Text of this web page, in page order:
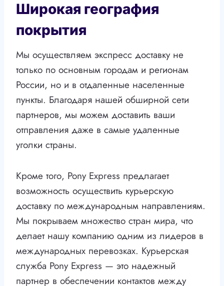
Широкая география
покрытия
Мы осуществляем экспресс доставку не
только по основным городам и регионам
России, но и в отдаленные населенные
пункты. Благодаря нашей обширной сети
партнеров, мы можем доставить ваши
отправления даже в самые удаленные
уголки страны.
Кроме того, Pony Express предлагает
возможность осуществить курьерскую
доставку по международным направлениям.
Мы покрываем множество стран мира, что
делает нашу компанию одним из лидеров в
международных перевозках. Курьерская
служба Pony Express — это надежный
партнер в обеспечении контактов между